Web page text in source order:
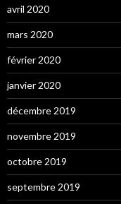
avril 2020
mars 2020
février 2020
janvier 2020
décembre 2019
novembre 2019
octobre 2019
septembre 2019